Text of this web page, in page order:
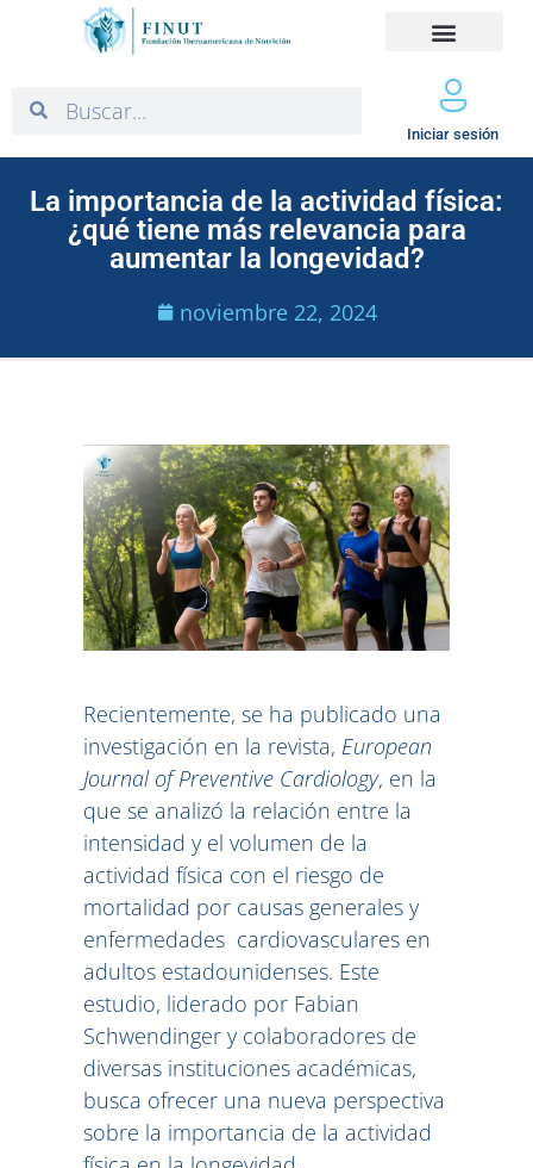
Iniciar sesión
La importancia de la actividad física:
¿qué tiene más relevancia para
aumentar la longevidad?
noviembre 22, 2024
Recientemente, se ha publicado una
investigación en la revista, European
Journal of Preventive Cardiology, en la
que se analizó la relación entre la
intensidad y el volumen de la
actividad física con el riesgo de
mortalidad por causas generales y
enfermedades cardiovasculares en
adultos estadounidenses. Este
estudio, liderado por Fabian
Schwendinger y colaboradores de
diversas instituciones académicas,
busca ofrecer una nueva perspectiva
sobre la importancia de la actividad